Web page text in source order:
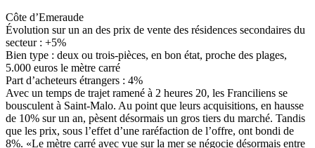
Côte d’Emeraude
Évolution sur un an des prix de vente des résidences secondaires du
secteur : +5%
Bien type : deux ou trois-pièces, en bon état, proche des plages,
5.000 euros le mètre carré
Part d’acheteurs étrangers : 4%
Avec un temps de trajet ramené à 2 heures 20, les Franciliens se
bousculent à Saint-Malo. Au point que leurs acquisitions, en hausse
de 10% sur un an, pèsent désormais un gros tiers du marché. Tandis
que les prix, sous l’effet d’une raréfaction de l’offre, ont bondi de
8%. «Le mètre carré avec vue sur la mer se négocie désormais entre